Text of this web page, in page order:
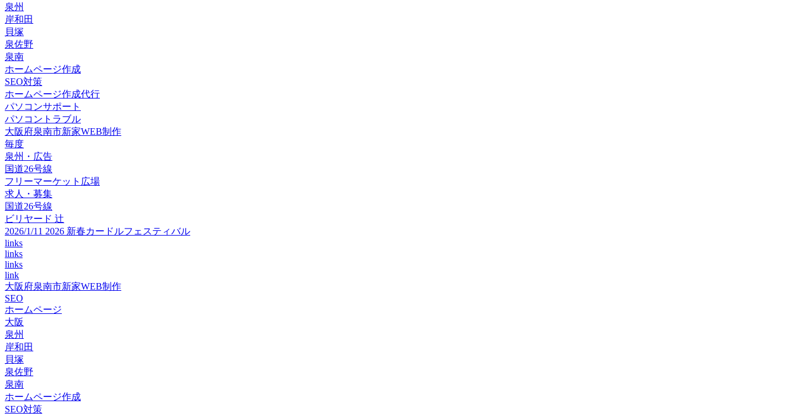
泉州
岸和田
貝塚
泉佐野
泉南
ホームページ作成
SEO対策
ホームページ作成代行
パソコンサポート
パソコントラブル
大阪府泉南市新家WEB制作
毎度
泉州・広告
国道26号線
フリーマーケット広場
求人・募集
国道26号線
ビリヤード 辻
2026/1/11 2026 新春カードルフェスティバル
links
links
links
link
大阪府泉南市新家WEB制作
SEO
ホームページ
大阪
泉州
岸和田
貝塚
泉佐野
泉南
ホームページ作成
SEO対策